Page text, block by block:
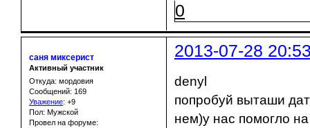
0
2013-07-28
саня миксерист
Активный участник
Откуда: мордовия
Сообщений: 169
Уважение: +9
Пол: Мужской
Провел на форуме:
denyl
попробуй выташи
нем)у нас помогло